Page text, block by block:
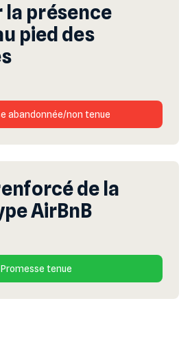
la présence
pied des
abandonnée/non tenue
de la
AirBnB
Promesse tenue